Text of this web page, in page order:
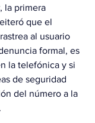
la primera
que el
al usuario
formal, es
la telefónica y si
de seguridad
del número a la